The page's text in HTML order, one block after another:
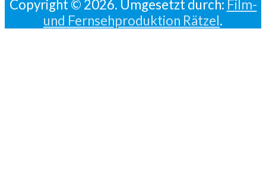
Copyright © 2026. Umgesetzt durch: Film-
und Fernsehproduktion Rätzel.